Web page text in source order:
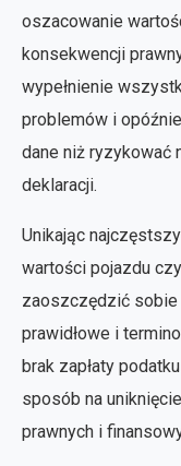
oszacowanie
konsekwencji
wypełnienie
problemów i
dane niż ryzykować
deklaracji.
Unikając
wartości pojazdu
zaoszczędzić sobie
prawidłowe i
brak zapłaty
sposób na
prawnych i